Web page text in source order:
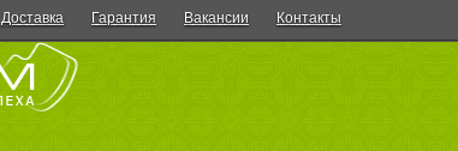
Доставка Гарантия Вакансии Контакты